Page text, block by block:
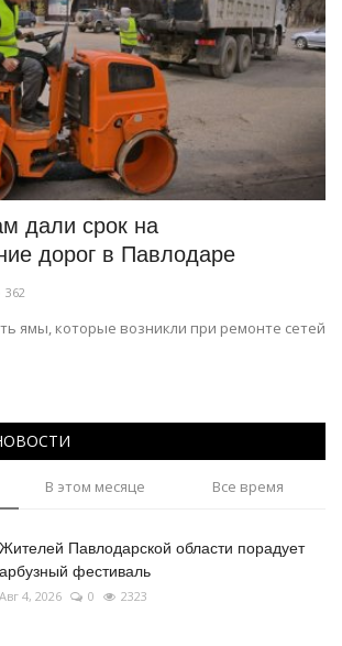
дали срок на
дорог в Павлодаре
362
ямы, которые возникли при ремонте сетей
В этом месяце Все время
Жителей Павлодарской области порадует
арбузный фестиваль
Авг 4, 2026 0 2323